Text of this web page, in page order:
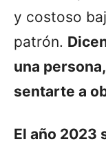
y costoso
patrón.
una
sentarte a
El año 2023